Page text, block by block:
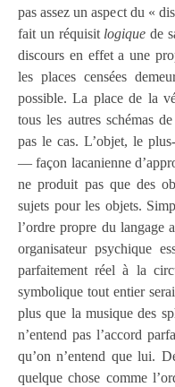
pas assez un aspect du «
fait un réquisit logique de
discours en effet a une
les places censées
possible. La place de la
tous les autres schémas
pas le cas. L’objet, le
— façon lacanienne
ne produit pas que des
sujets pour les objets.
l’ordre propre du langage
organisateur psychique
parfaitement réel à la
symbolique tout entier
plus que la musique des
n’entend pas l’accord
qu’on n’entend que lui.
quelque chose comme